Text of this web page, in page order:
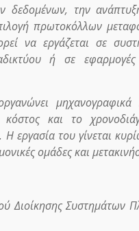
δεδομένων, την
πρωτοκόλλων
να εργάζεται σε
ή σε
κόστος και το
εργασία του γίνεται
ομάδες και
Διοίκησης Συστημάτων